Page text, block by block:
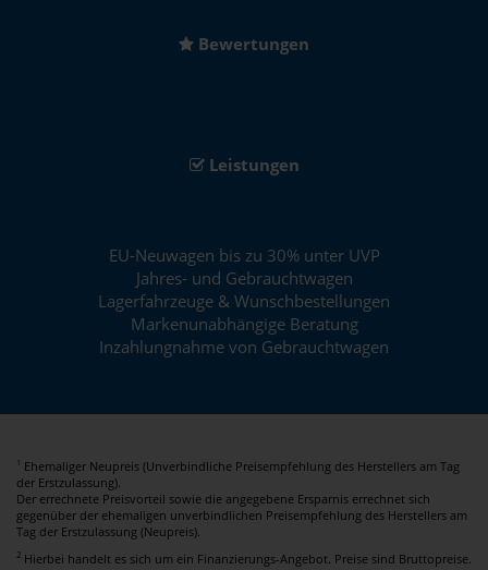
Bewertungen
Leistungen
EU-Neuwagen bis zu 30% unter UVP
Jahres- und Gebrauchtwagen
Lagerfahrzeuge & Wunschbestellungen
Markenunabhängige Beratung
Inzahlungnahme von Gebrauchtwagen
1
Ehemaliger Neupreis (Unverbindliche Preisempfehlung des Herstellers am Tag
der Erstzulassung).
Der errechnete Preisvorteil sowie die angegebene Ersparnis errechnet sich
gegenüber der ehemaligen unverbindlichen Preisempfehlung des Herstellers am
Tag der Erstzulassung (Neupreis).
2 Hierbei handelt es sich um ein Finanzierungs-Angebot. Preise sind Bruttopreise.